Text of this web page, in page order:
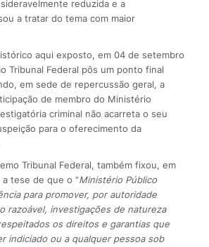
reduzida e a
a tratar do tema com maior
aqui exposto, em 04 de setembro
Tribunal Federal pôs um ponto final
em sede de repercussão geral, a
de membro do Ministério
criminal não acarreta o seu
para o oferecimento da
Tribunal Federal, também fixou, em
tese de que o “Ministério Público
para promover, por autoridade
razoável, investigações de natureza
os direitos e garantias que
indiciado ou a qualquer pessoa sob